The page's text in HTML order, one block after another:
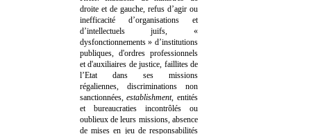
droite et de gauche, refus d’agir ou
inefficacité d’organisations et
d’intellectuels juifs, «
dysfonctionnements » d’institutions
publiques, d'ordres professionnels
et d'auxiliaires de justice, faillites de
l’Etat dans ses missions
régaliennes, discriminations non
sanctionnées,establishment, entités
et bureaucraties incontrôlés ou
oublieux de leurs missions, absence
de mises en jeu de responsabilités